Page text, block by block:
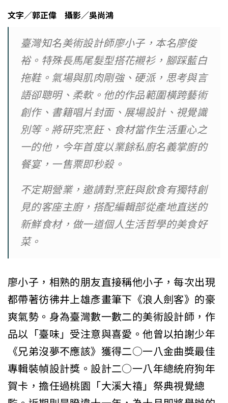
文字／郭正偉 攝影／吳尚鴻
臺灣知名美術設計師廖小子，本名廖俊
裕。特殊長馬尾髮型搭花襯衫，腳踩藍白
拖鞋。氣場與肌肉剛強、硬派，思考與言
語卻聰明、柔軟。他的作品範圍橫跨藝術
創作、書籍唱片封面、展場設計、視覺識
別等。將研究烹飪、食材當作生活重心之
一的他，今年首度以業餘私廚名義掌廚的
餐宴，一售票即秒殺。
不定期營業，邀請對烹飪與飲食有獨特創
見的客座主廚，搭配編輯部從產地直送的
新鮮食材，做一道個人生活哲學的美食好
菜。
廖小子，相熟的朋友直接稱他小子，每次出現
都帶著彷彿井上雄彥畫筆下《浪人劍客》的豪
爽氣勢。身為臺灣數一數二的美術設計師，作
品以「臺味」受注意與喜愛。他曾以拍謝少年
《兄弟沒夢不應該》獲得二○一八金曲獎最佳
專輯裝幀設計獎。設計二○一八年總統府狗年
賀卡，擔任過桃園「大溪大禧」祭典視覺總